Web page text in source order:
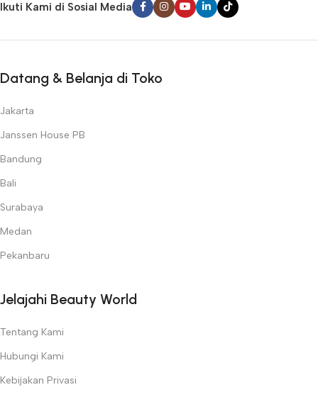
Ikuti Kami di Sosial Media
Datang & Belanja di Toko
Jakarta
Janssen House PB
Bandung
Bali
Surabaya
Medan
Pekanbaru
Jelajahi Beauty World
Tentang Kami
Hubungi Kami
Kebijakan Privasi